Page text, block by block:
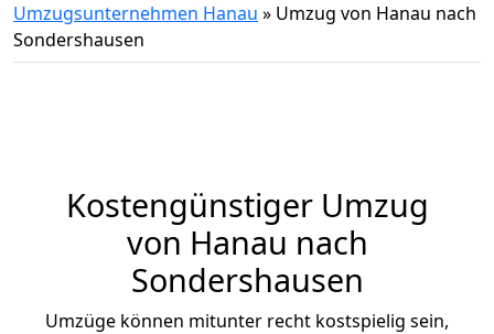
Umzugsunternehmen Hanau » Umzug von Hanau nach
Sondershausen
Kostengünstiger Umzug
von Hanau nach
Sondershausen
Umzüge können mitunter recht kostspielig sein,